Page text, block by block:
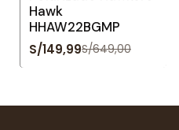
Hawk
HHAW22BGMP
S/149,99S/649,00